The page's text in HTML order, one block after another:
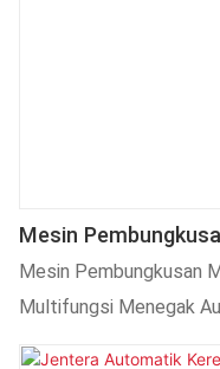
Mesin
Granule Multifungsi
Dijual
Mesin Pembungkusan
Multifungsi Menegak